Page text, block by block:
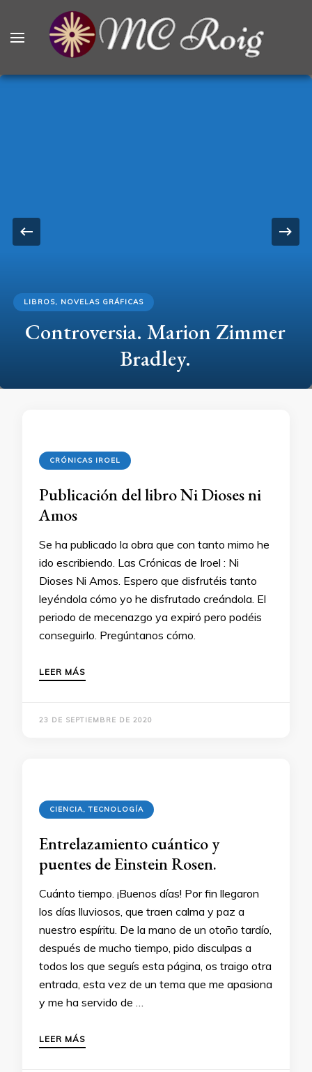
MCRoig
Blog escritora ciencia ficción fantasía terror
LIBROS, NOVELAS GRÁFICAS
Controversia. Marion Zimmer
Bradley.
CRÓNICAS IROEL
Publicación del libro Ni Dioses ni
Amos
Se ha publicado la obra que con tanto mimo he
ido escribiendo. Las Crónicas de Iroel : Ni
Dioses Ni Amos. Espero que disfrutéis tanto
leyéndola cómo yo he disfrutado creándola. El
periodo de mecenazgo ya expiró pero podéis
conseguirlo. Pregúntanos cómo.
LEER MÁS
23 DE SEPTIEMBRE DE 2020
CIENCIA, TECNOLOGÍA
Entrelazamiento cuántico y
puentes de Einstein Rosen.
Cuánto tiempo. ¡Buenos días! Por fin llegaron
los días lluviosos, que traen calma y paz a
nuestro espíritu. De la mano de un otoño tardío,
después de mucho tiempo, pido disculpas a
todos los que seguís esta página, os traigo otra
entrada, esta vez de un tema que me apasiona
y me ha servido de …
LEER MÁS